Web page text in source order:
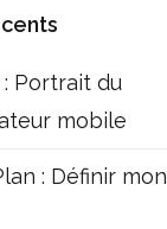
Portrait du
mobile
: Définir mon